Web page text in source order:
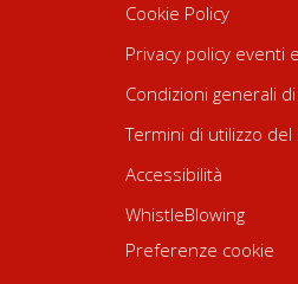
Cookie Policy
Privacy policy eventi
Condizioni generali
Termini di utilizzo del
Accessibilità
WhistleBlowing
Preferenze cookie